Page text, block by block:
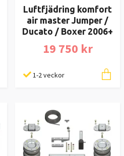
Luftfjädring komfort
air master Jumper /
Ducato / Boxer 2006+
19 750 kr
1-2 veckor